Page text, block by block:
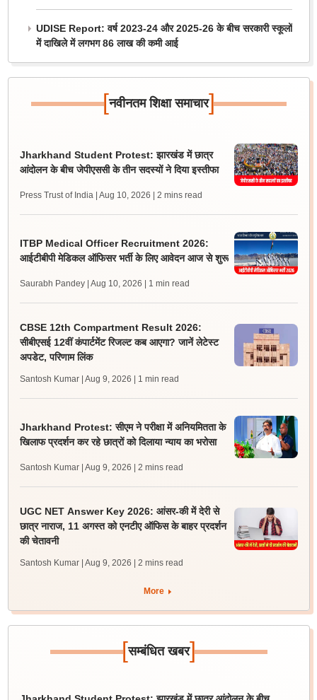
UDISE Report: वर्ष 2023-24 और 2025-26 के बीच सरकारी स्कूलों
में दाखिले में लगभग 86 लाख की कमी आई
[नवीनतम शिक्षा समाचार]
Jharkhand Student Protest: झारखंड में छात्र
आंदोलन के बीच जेपीएससी के तीन सदस्यों ने दिया इस्तीफा
Press Trust of India | Aug 10, 2026 | 2 mins read
ITBP Medical Officer Recruitment 2026:
आईटीबीपी मेडिकल ऑफिसर भर्ती के लिए आवेदन आज से शुरू
Saurabh Pandey | Aug 10, 2026 | 1 min read
CBSE 12th Compartment Result 2026:
सीबीएसई 12वीं कंपार्टमेंट रिजल्ट कब आएगा? जानें लेटेस्ट
अपडेट, परिणाम लिंक
Santosh Kumar | Aug 9, 2026 | 1 min read
Jharkhand Protest: सीएम ने परीक्षा में अनियमितता के
खिलाफ प्रदर्शन कर रहे छात्रों को दिलाया न्याय का भरोसा
Santosh Kumar | Aug 9, 2026 | 2 mins read
UGC NET Answer Key 2026: आंसर-की में देरी से
छात्र नाराज, 11 अगस्त को एनटीए ऑफिस के बाहर प्रदर्शन
की चेतावनी
Santosh Kumar | Aug 9, 2026 | 2 mins read
More
[सम्बंधित खबर]